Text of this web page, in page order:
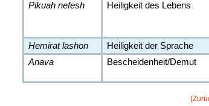
Pikuah nefesh
Heiligkeit des Lebens
Hemirat lashon
Heiligkeit der Sprache
Anava
Bescheidenheit/Demut